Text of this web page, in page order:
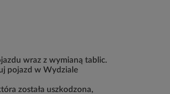
wraz z wymianą tablic.
pojazd w Wydziale
została uszkodzona,